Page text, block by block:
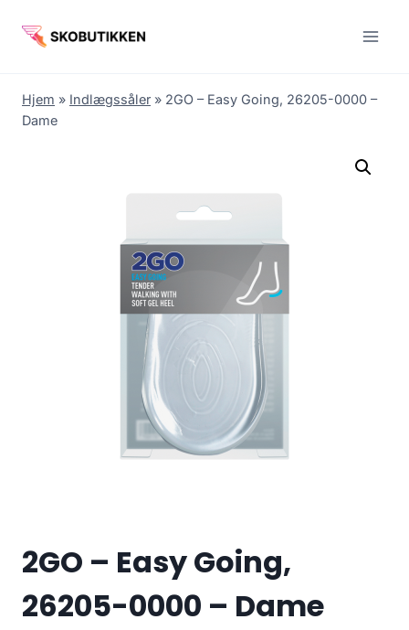
Hjem » Indlægssåler » 2GO – Easy Going, 26205-0000 –
Dame
2GO – Easy Going,
26205-0000 – Dame